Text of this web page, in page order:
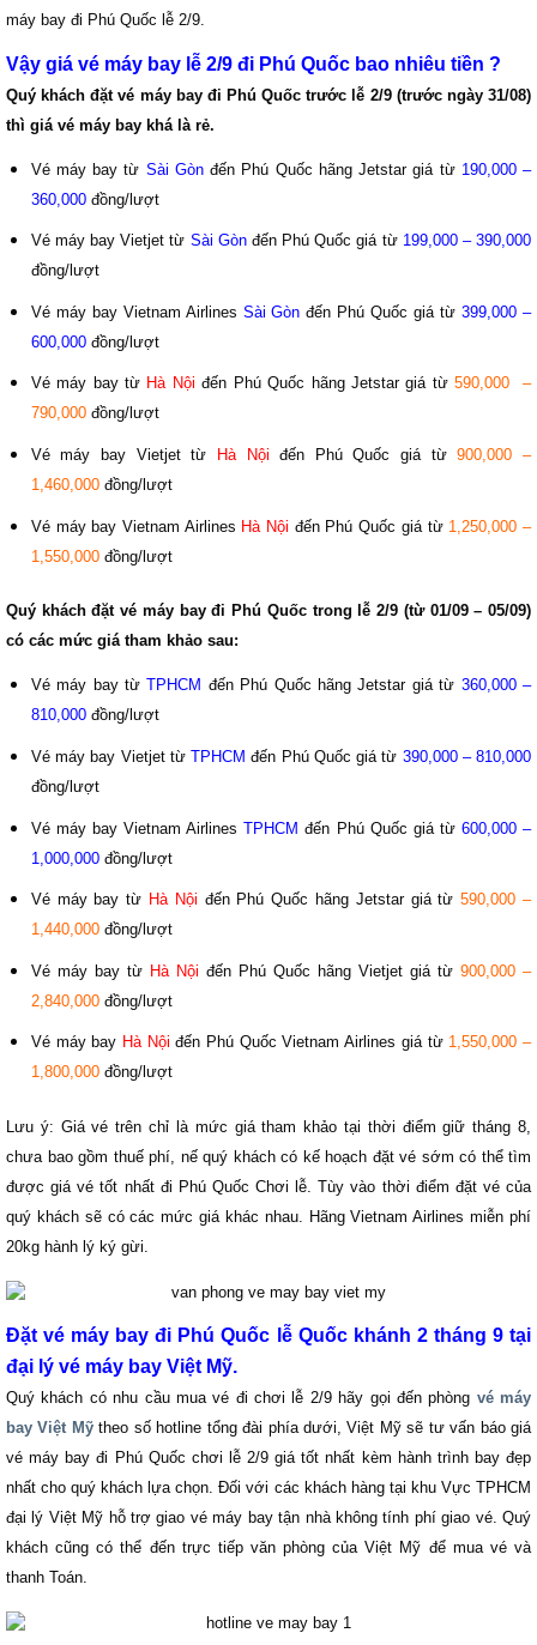
máy bay đi Phú Quốc lễ 2/9.
Vậy giá vé máy bay lễ 2/9 đi Phú Quốc bao nhiêu tiền ?
Quý khách đặt vé máy bay đi Phú Quốc trước lễ 2/9 (trước ngày 31/08)
thì giá vé máy bay khá là rẻ.
Vé máy bay từ Sài Gònđến Phú Quốc hãng Jetstar giá từ 190,000 –
360,000đồng/lượt
Vé máy bay Vietjet từ Sài Gònđến Phú Quốc giá từ 199,000 – 390,000
đồng/lượt
Vé máy bay Vietnam Airlines Sài Gòn đến Phú Quốc giá từ399,000 –
600,000đồng/lượt
Vé máy bay từ Hà Nội đến Phú Quốc hãng Jetstar giá từ590,000 –
790,000đồng/lượt
Vé máy bay Vietjet từ Hà Nội đến Phú Quốc giá từ900,000 –
1,460,000đồng/lượt
Vé máy bay Vietnam Airlines Hà Nội đến Phú Quốc giá từ 1,250,000 –
1,550,000đồng/lượt
Quý khách đặt vé máy bay đi Phú Quốc trong lễ 2/9 (từ 01/09 – 05/09)
có các mức giá tham khảo sau:
Vé máy bay từTPHCM đến Phú Quốc hãng Jetstar giá từ 360,000 –
810,000đồng/lượt
Vé máy bay Vietjet từTPHCM đến Phú Quốc giá từ 390,000 – 810,000
đồng/lượt
Vé máy bay Vietnam AirlinesTPHCM đến Phú Quốc giá từ 600,000 –
1,000,000đồng/lượt
Vé máy bay từ Hà Nội đến Phú Quốc hãng Jetstar giá từ590,000 –
1,440,000đồng/lượt
Vé máy bay từ Hà Nội đến Phú Quốc hãng Vietjet giá từ 900,000 –
2,840,000đồng/lượt
Vé máy bay Hà Nội đến Phú Quốc Vietnam Airlines giá từ 1,550,000 –
1,800,000đồng/lượt
Lưu ý: Giá vé trên chỉ là mức giá tham khảo tại thời điểm giữ tháng 8,
chưa bao gồm thuế phí, nế quý khách có kế hoạch đặt vé sớm có thể tìm
được giá vé tốt nhất đi Phú Quốc Chơi lễ. Tùy vào thời điểm đặt vé của
quý khách sẽ có các mức giá khác nhau. Hãng Vietnam Airlines miễn phí
20kg hành lý ký gừi.
Đặt vé máy bay đi Phú Quốc lễ Quốc khánh 2 tháng 9 tại
đại lý vé máy bay Việt Mỹ.
Quý khách có nhu cầu mua vé đi chơi lễ 2/9 hãy gọi đến phòng vé máy
bay Việt Mỹtheo số hotline tổng đài phía dưới, Việt Mỹ sẽ tư vấn báo giá
vé máy bay đi Phú Quốc chơi lễ 2/9 giá tốt nhất kèm hành trình bay đẹp
nhất cho quý khách lựa chọn. Đối với các khách hàng tại khu Vực TPHCM
đại lý Việt Mỹ hỗ trợ giao vé máy bay tận nhà không tính phí giao vé. Quý
khách cũng có thể đến trực tiếp văn phòng của Việt Mỹ để mua vé và
thanh Toán.